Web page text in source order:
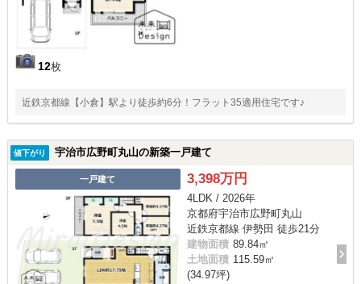
12枚
近鉄京都線【小倉】駅より徒歩約6分！フラット35適用住宅です♪
値下がり 宇治市広野町丸山の新築一戸建て
一戸建て 3,398万円
4LDK / 2026年
京都府宇治市広野町丸山
近鉄京都線 伊勢田 徒歩21分
建物面積 89.84㎡
土地面積 115.59㎡
(34.97坪)